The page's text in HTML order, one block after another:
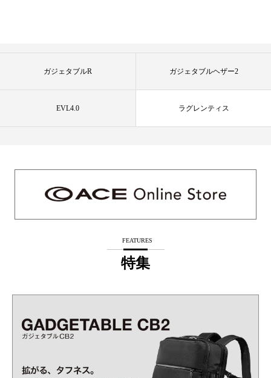
ガジェタブルR ガジェタブルヘザー2
EVL4.0 ラグレンティス
FEATURES
特集